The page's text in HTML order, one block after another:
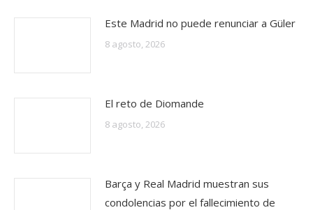
Este Madrid no puede renunciar a Güler
8 agosto, 2026
El reto de Diomande
8 agosto, 2026
Barça y Real Madrid muestran sus
condolencias por el fallecimiento de